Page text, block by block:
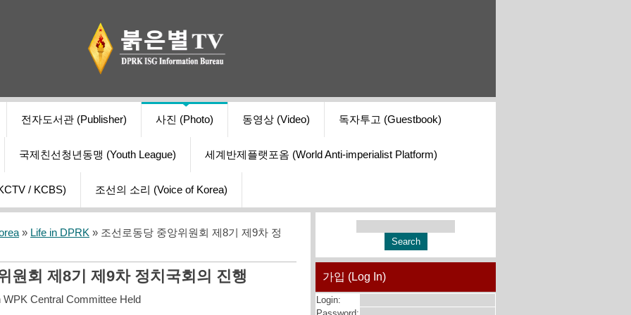
전자도서관 (Publisher) 사진 (Photo) 동영상 (Video) 독자투고 (Guestbook)
국제친선청년동맹 (Youth League) 세계반제플랫포옴 (World Anti-imperialist Platform)
/ KCBS) 조선의 소리 (Voice of Korea)
» Life in DPRK » 조선로동당 중앙위원회 제8기 제9차 정
원회 제8기 제9차 정치국회의 진행
Central Committee Held
가입 (Log In)
Login: